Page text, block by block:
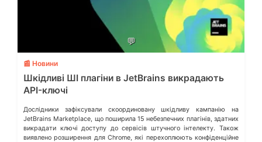
💬
📰 Новини
Шкідливі ШІ плагіни в JetBrains викрадають
API-ключі
Дослідники зафіксували скоординовану шкідливу кампанію на
JetBrains Marketplace, що поширила 15 небезпечних плагінів, здатних
викрадати ключі доступу до сервісів штучного інтелекту. Також
виявлено розширення для Chrome, які перехоплюють конфіденційне